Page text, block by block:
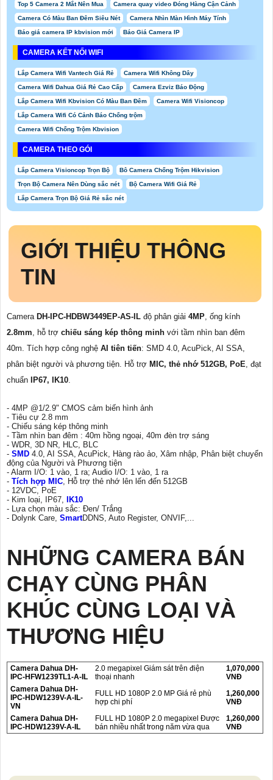
Top 5 Camera 2 Mắt Nên Mua Camera quay video Đóng Hàng Cận Cảnh
Camera Có Màu Ban Đêm Siêu Nét Camera Nhìn Màn Hình Máy Tính
Báo giá camera IP kbvision mới Báo Giá Camera IP
CAMERA KẾT NỐI WIFI
Lắp Camera Wifi Vantech Giá Rẻ Camera Wifi Không Dây
Camera Wifi Dahua Giá Rẻ Cao Cấp Camera Ezviz Báo Động
Lắp Camera Wifi Kbvision Có Màu Ban Đêm Camera Wifi Visioncop
Lắp Camera Wifi Có Cảnh Báo Chống trộm
Camera Wifi Chống Trộm Kbvision
CAMERA THEO GÓI
Lắp Camera Visioncop Trọn Bộ Bô Camera Chống Trộm Hikvision
Trọn Bộ Camera Nên Dùng sắc nét Bộ Camera Wifi Giá Rẻ
Lắp Camera Trọn Bộ Giá Rẻ sắc nét
GIỚI THIỆU THÔNG
TIN
Camera DH-IPC-HDBW3449EP-AS-IL độ phân giải 4MP, ống kính
2.8mm, hỗ trợ chiếu sáng kép thông minh với tầm nhìn ban đêm
40m. Tích hợp công nghệ AI tiên tiến: SMD 4.0, AcuPick, AI SSA,
phân biệt người và phương tiện. Hỗ trợ MIC, thẻ nhớ 512GB, PoE, đạt
chuẩn
IP67, IK10.
- 4MP @1/2.9" CMOS cảm biến hình ảnh
- Tiêu cự 2.8 mm
- Chiếu sáng kép thông minh
- Tầm nhìn ban đêm : 40m hồng ngoại, 40m đèn trợ sáng
- WDR, 3D NR, HLC, BLC
- SMD 4.0, AI SSA, AcuPick, Hàng rào ảo, Xâm nhập, Phân biệt chuyển
động của Người và Phương tiện
- Alarm I/O: 1 vào, 1 ra; Audio I/O: 1 vào, 1 ra
- Tích hợp MIC, Hỗ trợ thẻ nhớ lên lến đến 512GB
- 12VDC, PoE
- Kim loại, IP67,
IK10
- Lựa chọn màu sắc: Đen/ Trắng
- Dolynk Care, SmartDDNS, Auto Register, ONVIF,...
NHỮNG CAMERA BÁN
CHẠY CÙNG PHÂN
KHÚC CÙNG LOẠI VÀ
THƯƠNG HIỆU
Camera Dahua DH-
IPC-HFW1239TL1-A-IL
2.0 megapixel Giám sát trên điện
thoại nhanh
1,070,000
VNĐ
Camera Dahua DH-
IPC-HDW1239V-A-IL-
VN
FULL HD 1080P 2.0 MP Giá rẻ phù
hợp chi phí
1,260,000
VNĐ
Camera Dahua DH-
IPC-HDW1239V-A-IL
FULL HD 1080P 2.0 megapixel Được
bán nhiều nhất trong năm vừa qua
1,260,000
VNĐ